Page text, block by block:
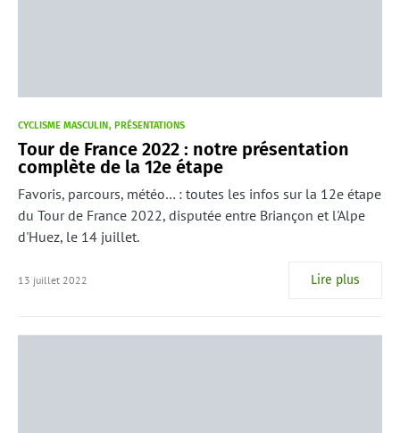
CYCLISME MASCULIN PRÉSENTATIONS
Tour de France 2022 : notre présentation
complète de la 12e étape
Favoris, parcours, météo… : toutes les infos sur la 12e étape
du Tour de France 2022, disputée entre Briançon et l'Alpe
d'Huez, le 14 juillet.
13 juillet 2022 Lire plus